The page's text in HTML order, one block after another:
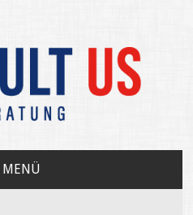
expert on US college
MENÜ